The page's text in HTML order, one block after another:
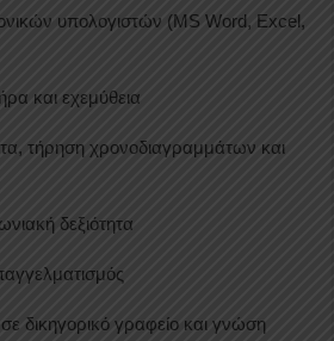
υπολογιστών (MS Word, Excel,
και εχεμύθεια
τήρηση χρονοδιαγραμμάτων και
δεξιότητα
δικηγορικό γραφείο και γνώση